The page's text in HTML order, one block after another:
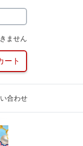
ません
ート
合わせ